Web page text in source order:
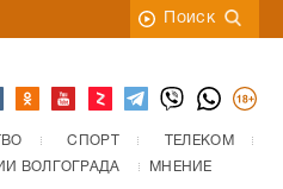
Поиск
СПОРТ
ТЕЛЕКОМ
ВОЛГОГРАДА МНЕНИЕ